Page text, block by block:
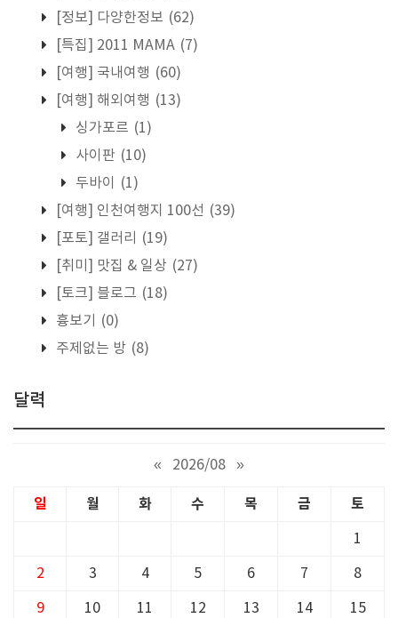
[정보] 다양한정보 (62)
[특집] 2011 MAMA (7)
[여행] 국내여행 (60)
[여행] 해외여행 (13)
싱가포르 (1)
사이판 (10)
두바이
(1)
[여행] 인천여행지 100선 (39)
[포토] 갤러리
(19)
[취미] 맛집 & 일상 (27)
[토크] 블로그 (18)
흉보기
(0)
주제없는 방 (8)
달력
« 2026/08 »
일 월 화 수 목 금 토
1
2 3 4 5 6 7 8
9 10 11 12 13 14 15